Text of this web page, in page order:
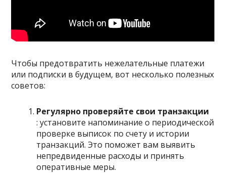
Чтобы предотвратить нежелательные платежи
или подписки в будущем, вот несколько полезных
советов:
Регулярно проверяйте свои транзакции
: установите напоминание о периодической
проверке выписок по счету и истории
транзакций. Это поможет вам выявить
непредвиденные расходы и принять
оперативные меры.